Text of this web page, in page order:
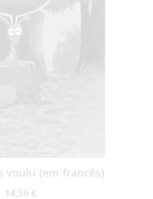
voulu (em francês)
14,56 €